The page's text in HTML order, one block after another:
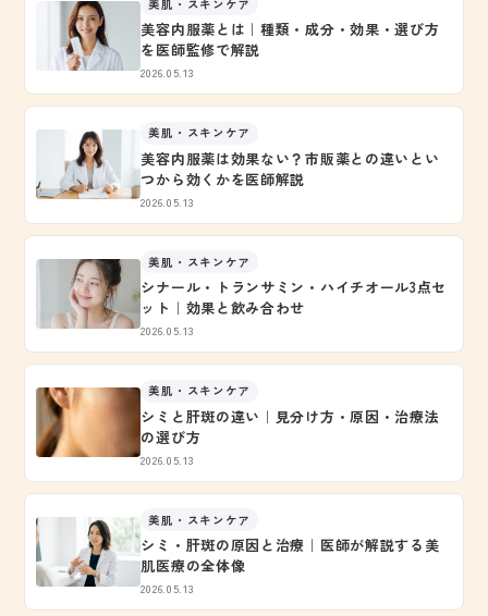
美肌・スキンケア
美容内服薬とは｜種類・成分・効果・選び方
を医師監修で解説
2026.05.13
美肌・スキンケア
美容内服薬は効果ない？市販薬との違いとい
つから効くかを医師解説
2026.05.13
美肌・スキンケア
シナール・トランサミン・ハイチオール3点セ
ット｜効果と飲み合わせ
2026.05.13
美肌・スキンケア
シミと肝斑の違い｜見分け方・原因・治療法
の選び方
2026.05.13
美肌・スキンケア
シミ・肝斑の原因と治療｜医師が解説する美
肌医療の全体像
2026.05.13